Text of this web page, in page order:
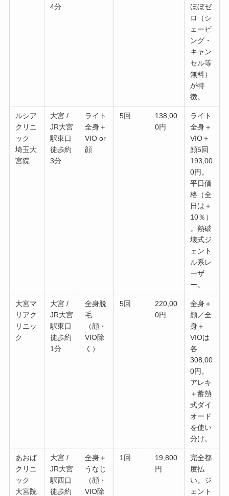
4分
ほぼゼ
ロ（シ
ェービ
ング・
キャン
セル等
無料）
が特
徴。
ルシア
クリニ
ック
埼玉大
宮院
大宮 /
JR大宮
駅東口
徒歩約
3分
ライト
全身＋
VIO or
顔
5回
138,00
0円
ライト
全身＋
VIO＋
顔5回
193,00
0円。
平日価
格（全
日は＋
10％）
。熱破
壊式ジ
ェント
ル系レ
ーザ
ー。
大宮マ
リアク
リニッ
ク
大宮 /
JR大宮
駅東口
徒歩約
1分
全身脱
毛
（顔・
VIO除
く）
5回
220,00
0円
全身＋
顔／全
身＋
VIOは
各
308,00
0円。
アレキ
＋蓄熱
式ダイ
オード
を使い
分け。
あおば
クリニ
ック
大宮院
大宮 /
JR大宮
駅西口
徒歩約
全身＋
うなじ
（顔・
VIO除
1回
19,800
円
完全都
度払
い。ジ
ェント